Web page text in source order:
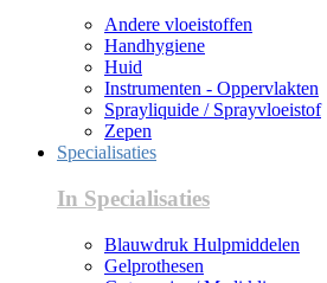
Andere vloeistoffen
Handhygiene
Huid
Instrumenten - Oppervlakten
Sprayliquide / Sprayvloeistof
Zepen
Specialisaties
In Specialisaties
Blauwdruk Hulpmiddelen
Gelprothesen